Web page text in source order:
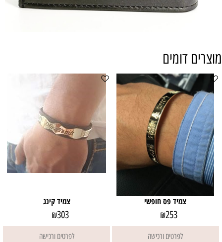
מוצרים דומים
צמיד פס חופשי
₪253
לפרטים ורכישה
צמיד קינג
₪303
לפרטים ורכישה